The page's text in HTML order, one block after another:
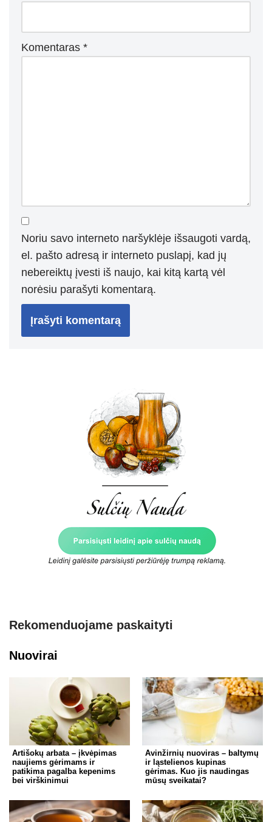
Komentaras *
Noriu savo interneto naršyklėje išsaugoti vardą,
el. pašto adresą ir interneto puslapį, kad jų
nebereiktų įvesti iš naujo, kai kitą kartą vėl
norėsiu parašyti komentarą.
Rekomenduojame paskaityti
Nuovirai
Artišokų arbata – įkvėpimas
naujiems gėrimams ir
patikima pagalba kepenims
bei virškinimui
Avinžirnių nuoviras – baltymų
ir ląstelienos kupinas
gėrimas. Kuo jis naudingas
mūsų sveikatai?